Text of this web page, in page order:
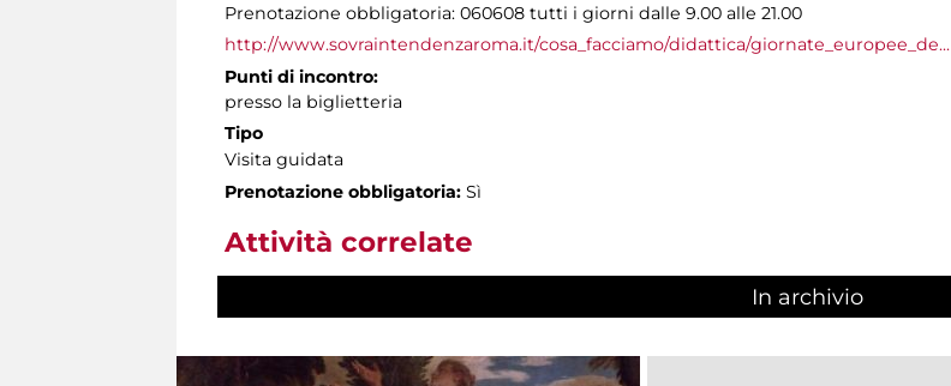
Prenotazione obbligatoria: 060608 tutti i giorni dalle 9.00 alle 21.00
http://www.sovraintendenzaroma.it/cosa_facciamo/didattica/giornate_europee_de...
Punti di incontro:
presso la biglietteria
Tipo
Visita guidata
Prenotazione obbligatoria: Sì
Attività correlate
In archivio